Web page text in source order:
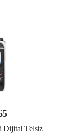
Dijital Telsiz